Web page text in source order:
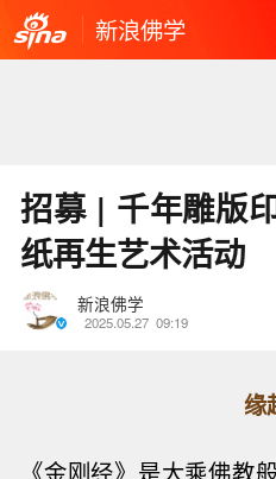
新浪佛学
招募 | 千年雕版
纸再生艺术活动
新浪佛学
2025.05.27 09:19
缘
《金刚经》是大乘佛教